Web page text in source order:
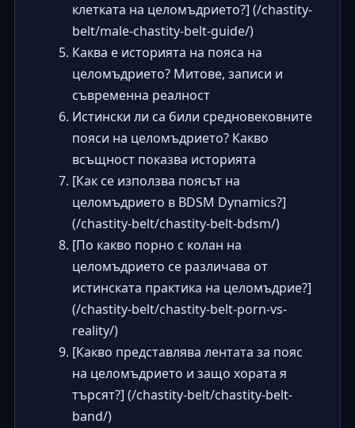
клетката на целомъдрието?] (/chastity-
belt/male-chastity-belt-guide/)
Каква е историята на пояса на
целомъдрието? Митове, записи и
съвременна реалност
Истински ли са били средновековните
пояси на целомъдрието? Какво
всъщност показва историята
[Как се използва поясът на
целомъдрието в BDSM Dynamics?]
(/chastity-belt/chastity-belt-bdsm/)
[По какво порно с колан на
целомъдрието се различава от
истинската практика на целомъдрие?]
(/chastity-belt/chastity-belt-porn-vs-
reality/)
[Какво представлява лентата за пояс
на целомъдрието и защо хората я
търсят?] (/chastity-belt/chastity-belt-
band/)